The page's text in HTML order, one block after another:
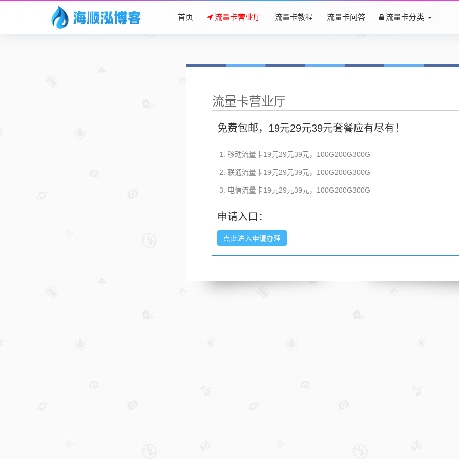
首页 流量卡营业厅 流量卡教程 流量卡问答 流量卡分类
流量卡营业厅
免费包邮，19元29元39元套餐应有尽有！
移动流量卡19元29元39元，100G200G300G
联通流量卡19元29元39元，100G200G300G
电信流量卡19元29元39元，100G200G300G
申请入口：
点此进入申请办理